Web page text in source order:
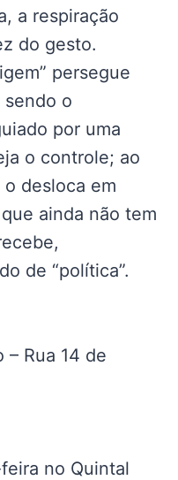
a respiração
do gesto.
persegue
sendo o
por uma
o controle; ao
desloca em
ainda não tem
de “política”.
– Rua 14 de
no Quintal